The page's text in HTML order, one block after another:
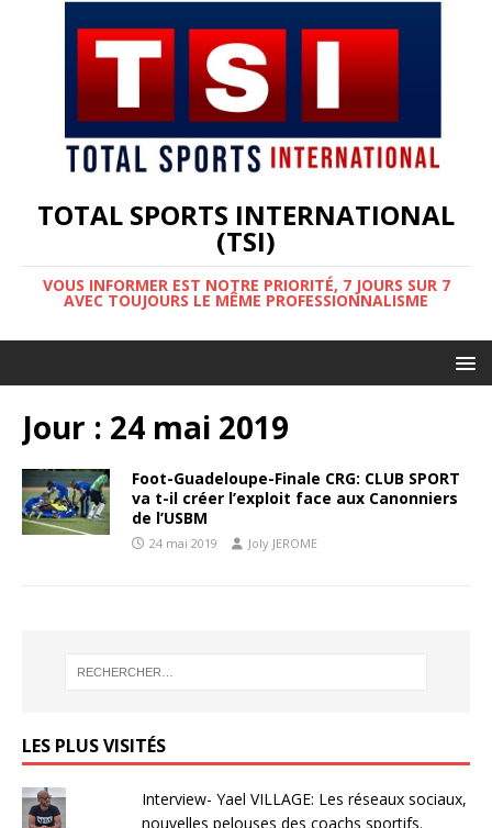
TOTAL SPORTS INTERNATIONAL
(TSI)
VOUS INFORMER EST NOTRE PRIORITÉ, 7 JOURS SUR 7
AVEC TOUJOURS LE MÊME PROFESSIONNALISME
Jour : 24 mai 2019
Foot-Guadeloupe-Finale CRG: CLUB SPORT
va t-il créer l’exploit face aux Canonniers
de l’USBM
24 mai 2019 Joly JEROME
LES PLUS VISITÉS
Interview- Yael VILLAGE: Les réseaux sociaux,
nouvelles pelouses des coachs sportifs.